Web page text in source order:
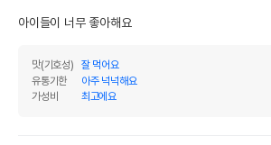
아이들이 너무 좋아해요
맛(기호성)
잘 먹어요
유통기한
아주 넉넉해요
가성비
최고에요